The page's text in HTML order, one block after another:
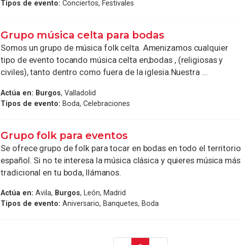
Tipos de evento: Conciertos, Festivales
Grupo música celta para bodas
Somos un grupo de música folk celta. Amenizamos cualquier
tipo de evento tocando música celta en;bodas , (religiosas y
civiles), tanto dentro como fuera de la iglesia.Nuestra ...
Actúa en: Burgos, Valladolid
Tipos de evento: Boda, Celebraciones
Grupo folk para eventos
Se ofrece grupo de folk para tocar en bodas en todo el territorio
español. Si no te interesa la música clásica y quieres música más
tradicional en tu boda, llámanos.
Actúa en: Avila, Burgos, León, Madrid
Tipos de evento: Aniversario, Banquetes, Boda